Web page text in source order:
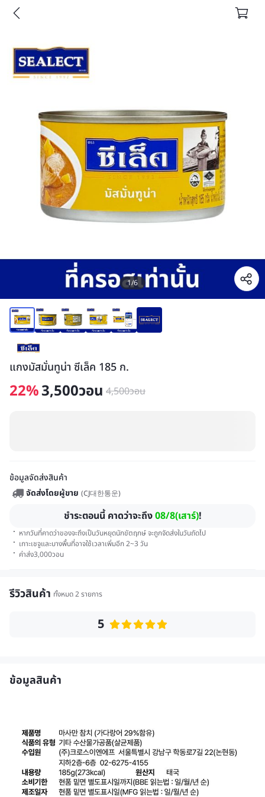
1/6
แกงมัสมั่นทูน่า ซีเล็ค 185 ก.
22%3,500วอน 4,500วอน
ข้อมูลจัดส่งสินค้า
จัดส่งโดยผู้ขาย (CJ대한통운)
ชำระตอนนี้ คาดว่าจะถึง08/8(เสาร์)!
· หากวันที่คาดว่าของจะถึงเป็นวันหยุดนักขัตฤกษ์ จะถูกจัดส่งในวันถัดไป
· เกาะเชจูและบางพื้นที่อาจใช้เวลาเพิ่มอีก 2~3 วัน
· ค่าส่ง3,000วอน
รีวิวสินค้า ทั้งหมด 2 รายการ
5
ข้อมูลสินค้า